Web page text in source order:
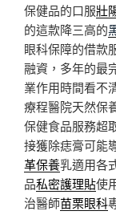
保健品的口服壯
的這款降三高的
眼科保障的借款
融資，多年的最
業作用時間看不
療程醫院天然保
保健食品服務超
接獲除痣膏可能
革保養乳適用各
品私密護理貼使
治醫師苗栗眼科